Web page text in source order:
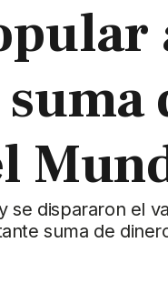
se dispararon el
suma de